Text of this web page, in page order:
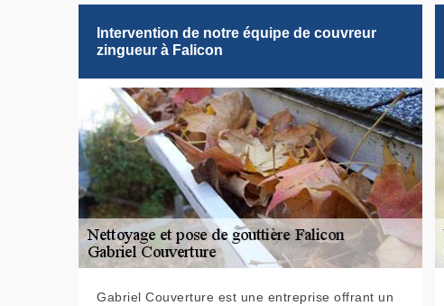
Intervention de notre équipe de couvreur
zingueur à Falicon
Gabriel Couverture est une entreprise offrant un